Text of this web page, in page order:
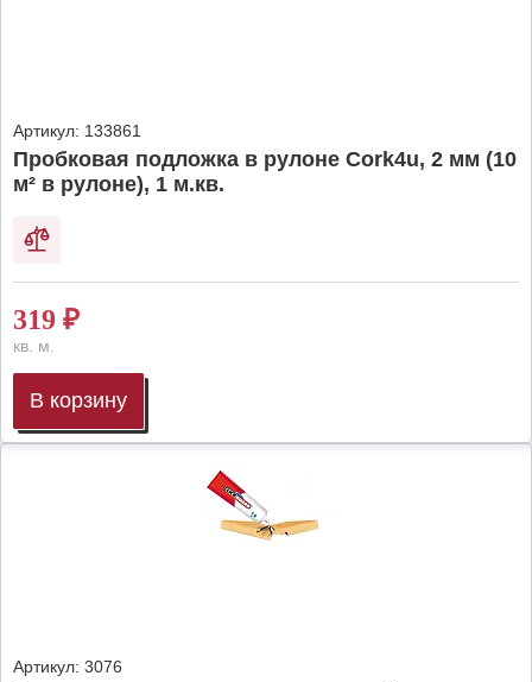
Артикул: 133861
Пробковая подложка в рулоне Cork4u, 2 мм (10
м² в рулоне), 1 м.кв.
319 ₽
кв. м.
В корзину
Артикул: 3076